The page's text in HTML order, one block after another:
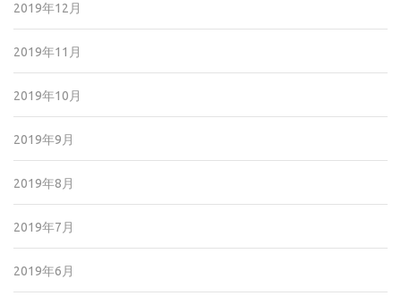
2019年12月
2019年11月
2019年10月
2019年9月
2019年8月
2019年7月
2019年6月